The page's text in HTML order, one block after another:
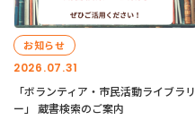
2026.07.31
お知らせ
「ボランティア・市民活動ライブラリ
ー」 蔵書検索のご案内